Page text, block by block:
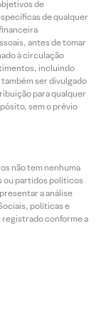
de
de qualquer
antes de tomar
à circulação
incluindo
ser divulgado
para qualquer
sem o prévio
não tem nenhuma
ou partidos políticos
a análise
políticas e
registrado conforme a